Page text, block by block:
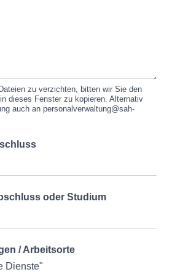
zu verzichten, bitten wir Sie den
dieses Fenster zu kopieren. Alternativ
auch an personalverwaltung@sah-
oder Studium
/ Arbeitsorte
Dienste"